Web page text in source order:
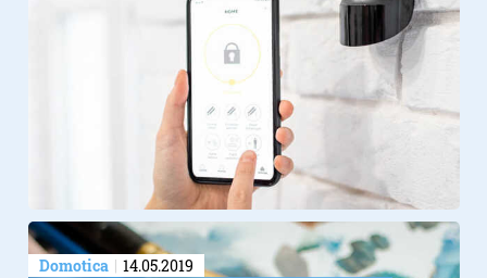
Domotica 14.05.2019